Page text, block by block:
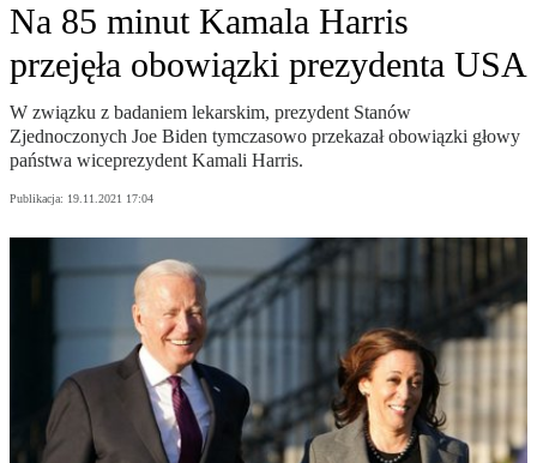
Na 85 minut Kamala Harris
przejęła obowiązki prezydenta USA
W związku z badaniem lekarskim, prezydent Stanów
Zjednoczonych Joe Biden tymczasowo przekazał obowiązki głowy
państwa wiceprezydent Kamali Harris.
Publikacja: 19.11.2021 17:04